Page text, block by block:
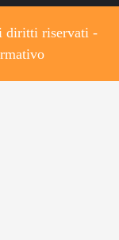
diritti riservati -